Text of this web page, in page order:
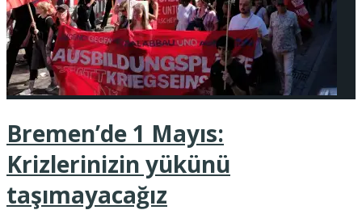
Bremen’de 1 Mayıs:
Krizlerinizin yükünü
taşımayacağız